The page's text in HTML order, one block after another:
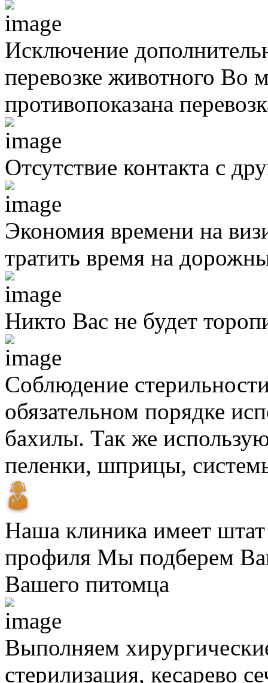
Исключение
перевозке животного Во
противопоказана
Отсутствие контакта с
Экономия времени на
тратить время на
Никто Вас не будет
Соблюдение
обязательном порядке
бахилы. Так же
пеленки, шприцы,
Наша клиника имеет
профиля Мы подберем
Вашего питомца
Выполняем
стерилизация, кесарево